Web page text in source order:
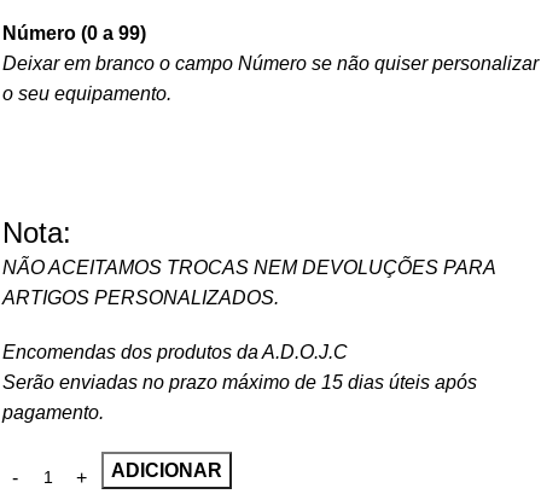
Número (0 a 99)
Deixar em branco o campo Número se não quiser personalizar
o seu equipamento.
Nota:
NÃO ACEITAMOS TROCAS NEM DEVOLUÇÕES PARA
ARTIGOS PERSONALIZADOS.
Encomendas dos produtos da A.D.O.J.C
Serão enviadas no prazo máximo de 15 dias úteis após
pagamento.
ADICIONAR